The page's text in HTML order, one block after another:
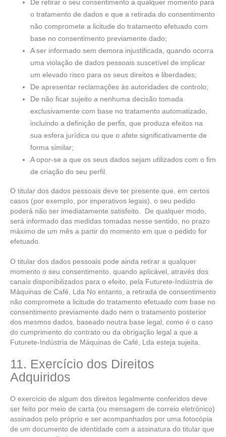
De retirar o seu consentimento a qualquer momento para
o tratamento de dados e que a retirada do consentimento
não compromete a licitude do tratamento efetuado com
base no consentimento previamente dado;
A ser informado sem demora injustificada, quando ocorra
uma violação de dados pessoais suscetível de implicar
um elevado risco para os seus direitos e liberdades;
De apresentar reclamações às autoridades de controlo;
De não ficar sujeito a nenhuma decisão tomada
exclusivamente com base no tratamento automatizado,
incluindo a definição de perfis, que produza efeitos na
sua esfera jurídica ou que o afete significativamente de
forma similar;
A opor-se a que os seus dados sejam utilizados com o fim
de criação do seu perfil.
O titular dos dados pessoais deve ter presente que, em certos
casos (por exemplo, por imperativos legais), o seu pedido
poderá não ser imediatamente satisfeito. De qualquer modo,
será informado das medidas tomadas nesse sentido, no prazo
máximo de um mês a partir do momento em que o pedido for
efetuado.
O titular dos dados pessoais pode ainda retirar a qualquer
momento o seu consentimento, quando aplicável, através dos
canais disponibilizados para o efeito, pela Futurete-Indústria de
Máquinas de Café, Lda No entanto, a retirada de consentimento
não compromete a licitude do tratamento efetuado com base no
consentimento previamente dado nem o tratamento posterior
dos mesmos dados, baseado noutra base legal, como é o caso
do cumprimento do contrato ou da obrigação legal a que a
Futurete-Indústria de Máquinas de Café, Lda esteja sujeita.
11. Exercício dos Direitos
Adquiridos
O exercício de algum dos direitos legalmente conferidos deve
ser feito por meio de carta (ou mensagem de correio eletrónico)
assinados pelo próprio e ser acompanhados por uma fotocópia
de um documento de identidade com a assinatura do titular que